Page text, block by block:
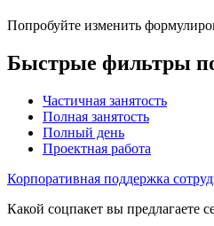
Попробуйте изменить
Быстрые фильтры
Частичная занятость
Полная занятость
Полный день
Проектная работа
Корпоративная поддержка
Какой соцпакет вы предлагаете